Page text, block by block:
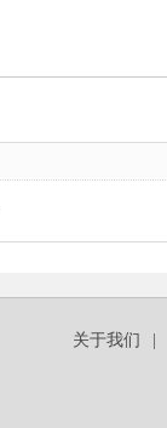
关于我们